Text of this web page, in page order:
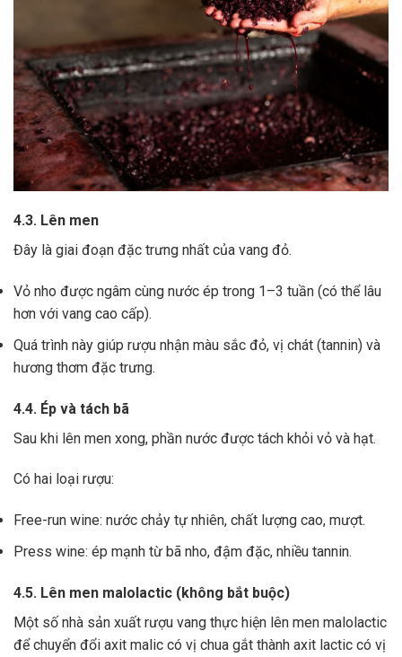
4.3. Lên men
Đây là giai đoạn đặc trưng nhất của vang đỏ.
Vỏ nho được ngâm cùng nước ép trong 1–3 tuần (có thể lâu
hơn với vang cao cấp).
Quá trình này giúp rượu nhận màu sắc đỏ, vị chát (tannin) và
hương thơm đặc trưng.
4.4. Ép và tách bã
Sau khi lên men xong, phần nước được tách khỏi vỏ và hạt.
Có hai loại rượu:
Free-run wine: nước chảy tự nhiên, chất lượng cao, mượt.
Press wine: ép mạnh từ bã nho, đậm đặc, nhiều tannin.
4.5. Lên men malolactic (không bắt buộc)
Một số nhà sản xuất rượu vang thực hiện lên men malolactic
để chuyển đổi axit malic có vị chua gắt thành axit lactic có vị